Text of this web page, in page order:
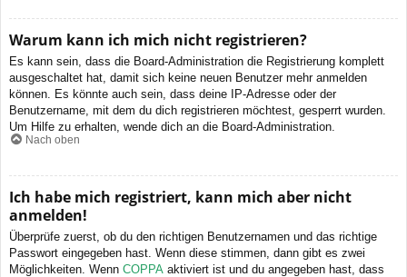
Warum kann ich mich nicht registrieren?
Es kann sein, dass die Board-Administration die Registrierung komplett
ausgeschaltet hat, damit sich keine neuen Benutzer mehr anmelden
können. Es könnte auch sein, dass deine IP-Adresse oder der
Benutzername, mit dem du dich registrieren möchtest, gesperrt wurden.
Um Hilfe zu erhalten, wende dich an die Board-Administration.
Nach oben
Ich habe mich registriert, kann mich aber nicht
anmelden!
Überprüfe zuerst, ob du den richtigen Benutzernamen und das richtige
Passwort eingegeben hast. Wenn diese stimmen, dann gibt es zwei
Möglichkeiten. Wenn COPPA aktiviert ist und du angegeben hast, dass